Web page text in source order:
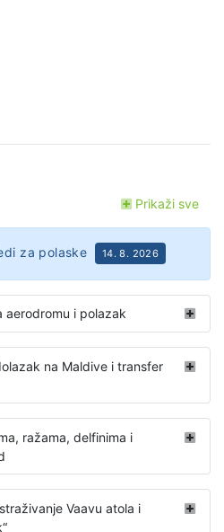
Prikaži sve
za polaske 14. 8. 2026
aerodromu i polazak
na Maldive i transfer
ražama, delfinima i
Vaavu atola i